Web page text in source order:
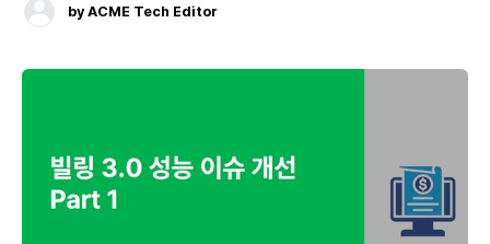
by ACME Tech Editor